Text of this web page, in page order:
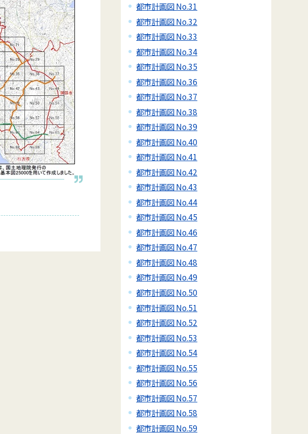
都市計画図 No.31
都市計画図 No.32
都市計画図 No.33
都市計画図 No.34
都市計画図 No.35
都市計画図 No.36
都市計画図 No.37
都市計画図 No.38
都市計画図 No.39
都市計画図 No.40
都市計画図 No.41
都市計画図 No.42
都市計画図 No.43
都市計画図 No.44
都市計画図 No.45
都市計画図 No.46
都市計画図 No.47
都市計画図 No.48
都市計画図 No.49
都市計画図 No.50
都市計画図 No.51
都市計画図 No.52
都市計画図 No.53
都市計画図 No.54
都市計画図 No.55
都市計画図 No.56
都市計画図 No.57
都市計画図 No.58
都市計画図 No.59